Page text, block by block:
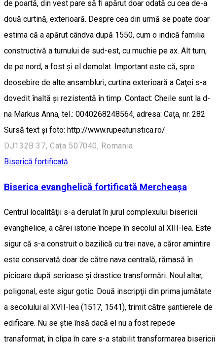
de poartă, din vest pare să fi apărut doar odată cu cea de-a
două curtină, exterioară. Despre cea din urmă se poate doar
estima că a apărut cândva după 1550, cum o indică familia
constructivă a turnului de sud-est, cu muchie pe ax. Alt turn,
de pe nord, a fost şi el demolat. Important este că, spre
deosebire de alte ansambluri, curtina exterioară a Caţei s-a
dovedit înaltă şi rezistentă în timp. Contact: Cheile sunt la d-
na Markus Anna, tel.: 0040268248564, adresa: Cața, nr. 282
Sursă text și foto: http://www.rupeaturistica.ro/
DJ132B 37, Cața 507040, Romania
Biserică fortificată
Biserica evanghelică fortificată Mercheașa
Centrul localităţii s-a derulat în jurul complexului bisericii
evanghelice, a cărei istorie începe în secolul al XIII-lea. Este
sigur că s-a construit o bazilică cu trei nave, a căror amintire
este conservată doar de către nava centrală, rămasă în
picioare după serioase şi drastice transformări. Noul altar,
poligonal, este sigur gotic. Două inscripţii din prima jumătate
a secolului al XVII-lea (1517, 1541), trimit către şantierele de
edificare. Nu se ştie însă dacă el nu a fost repede
transformat, în clipa în care s-a stabilit transformarea bisericii